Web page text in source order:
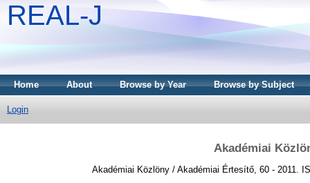
REAL-J
Home About Browse by Year Browse by Subject
Login
Akadémiai
Akadémiai Közlöny / Akadémiai Értesítő, 60 - 2011.